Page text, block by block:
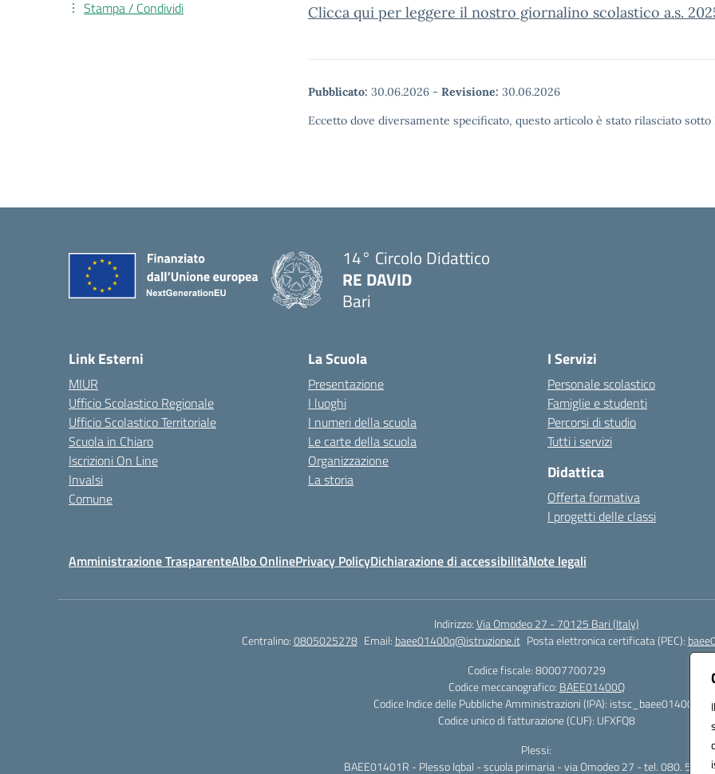
Clicca qui per leggere il nostro giornalino scolastico a.s.
Pubblicato: 30.06.2026 - Revisione: 30.06.2026
Eccetto dove diversamente specificato, questo articolo è stato rilasciato
Stampa / Condividi
14° Circolo Didattico
RE DAVID
Bari
Link Esterni
MIUR
Ufficio Scolastico Regionale
Ufficio Scolastico Territoriale
Scuola in Chiaro
Iscrizioni On Line
Invalsi
Comune
La Scuola
Presentazione
I luoghi
I numeri della scuola
Le carte della scuola
Organizzazione
La storia
I Servizi
Personale scolastico
Famiglie e studenti
Percorsi di studio
Tutti i servizi
Didattica
Offerta formativa
I progetti delle classi
Amministrazione TrasparenteAlbo OnlinePrivacy PolicyDichiarazione di accessibilitàNote legali
Indirizzo:Via Omodeo 27 - 70125 Bari (Italy)
Centralino:0805025278 Email: baee01400q@istruzione.it Posta elettronica certificata (PEC):
Codice fiscale: 80007700729
Codice meccanografico: BAEE01400Q
Codice Indice delle Pubbliche Amministrazioni (IPA): istsc_baee01400q
Codice unico di fatturazione (CUF): UFXFQ8
Plessi:
BAEE01401R - Plesso Iqbal - scuola primaria - via Omodeo 27 - tel. 080.